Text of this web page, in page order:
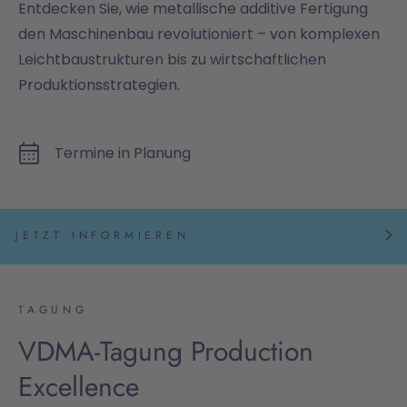
Entdecken Sie, wie metallische additive Fertigung
den Maschinenbau revolutioniert – von komplexen
Leichtbaustrukturen bis zu wirtschaftlichen
Produktionsstrategien.
Termine in Planung
JETZT INFORMIEREN
TAGUNG
VDMA-Tagung Production
Excellence